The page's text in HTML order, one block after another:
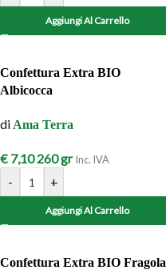
Aggiungi Al Carrello
Confettura Extra BIO
Albicocca
di Ama Terra
€ 7,10 260 gr Inc. IVA
- +
Aggiungi Al Carrello
Confettura Extra BIO Fragola